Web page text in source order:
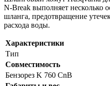
N-Break выполняет несколько
шланга, предотвращение
расхода воды.
Характеристики
Тип
Совместимость
Бензорез K 760 CnB